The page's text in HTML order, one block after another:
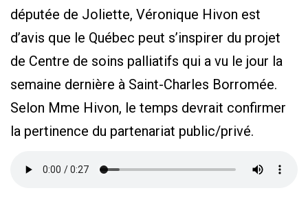
députée de Joliette, Véronique Hivon est
d’avis que le Québec peut s’inspirer du projet
de Centre de soins palliatifs qui a vu le jour la
semaine dernière à Saint-Charles Borromée.
Selon Mme Hivon, le temps devrait confirmer
la pertinence du partenariat public/privé.